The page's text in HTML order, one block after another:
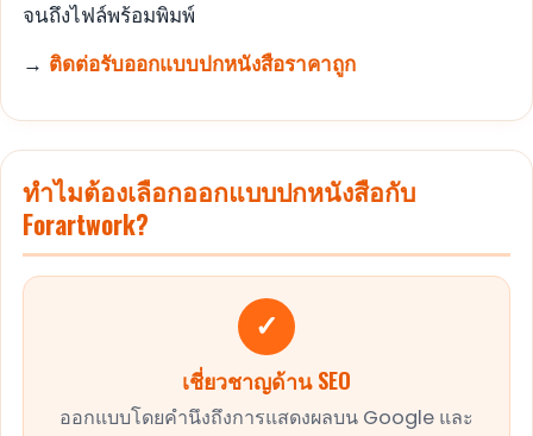
จนถึงไฟล์พร้อมพิมพ์
→ ติดต่อรับออกแบบปกหนังสือราคาถูก
ทำไมต้องเลือกออกแบบปกหนังสือกับ
Forartwork?
✓
เชี่ยวชาญด้าน SEO
ออกแบบโดยคำนึงถึงการแสดงผลบน Google และ